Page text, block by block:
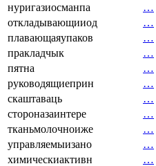
нуригазиосманпа
…
откладывающииод
…
плавающаяупаков
…
пракладчык
…
пятна
…
руководящиеприн
…
скаштаваць
…
стороназаинтере
…
тканьмолочноиже
…
управляемыизано
…
химическиактивн
…